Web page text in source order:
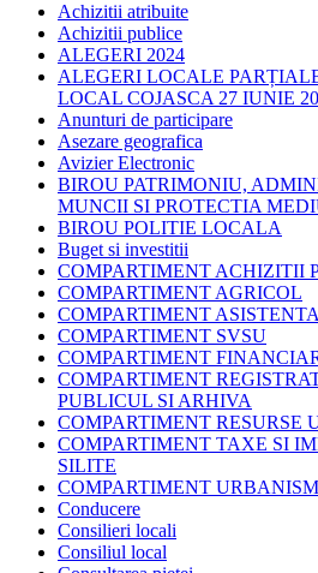
Achizitii atribuite
Achizitii publice
ALEGERI 2024
ALEGERI LOCALE
LOCAL COJASCA 27 IUNIE
Anunturi de participare
Asezare geografica
Avizier Electronic
BIROU PATRIMONIU,
MUNCII SI PROTECTIA
BIROU POLITIE LOCALA
Buget si investitii
COMPARTIMENT ACHIZITII
COMPARTIMENT AGRICOL
COMPARTIMENT
COMPARTIMENT SVSU
COMPARTIMENT
COMPARTIMENT
PUBLICUL SI ARHIVA
COMPARTIMENT RESURSE
COMPARTIMENT TAXE SI
SILITE
COMPARTIMENT URBANISM
Conducere
Consilieri locali
Consiliul local